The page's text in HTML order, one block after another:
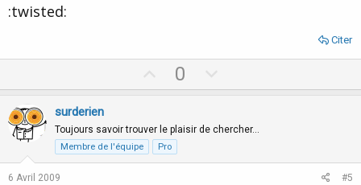
:twisted:
Citer
p
o
t
e
0
o
n
o
surderien
Toujours savoir trouver le plaisir de chercher…
Membre de l'équipe Pro
6 Avril 2009 #5